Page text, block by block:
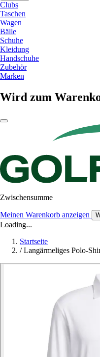
Clubs
Taschen
Wagen
Bälle
Schuhe
Kleidung
Handschuhe
Zubehör
Marken
Wird zum
Zwischensumme
Meinen Warenkorb anzeigen
Loading...
Startseite
/ Langärmeliges Polo-